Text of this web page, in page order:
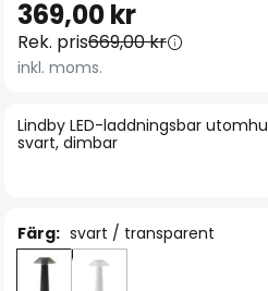
till
början
av
Lindby LED-laddningsbar
svart, dimbar
369,00 kr
Rek. pris669,00 kr
inkl. moms.
Färg: svart / transparent